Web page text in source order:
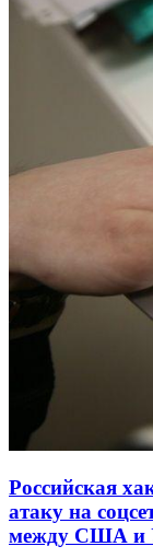
Российская
атаку на
между США и